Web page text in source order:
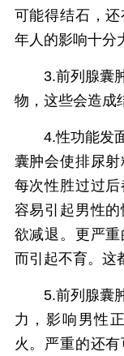
可能得结石，
年人的影响十分
3.前列腺囊
物，这些会造成
4.性功能发
囊肿会使排尿
每次性胜过过
容易引起男性
欲减退。更严
而引起不育。这
5.前列腺囊
力，影响男性
火。严重的还